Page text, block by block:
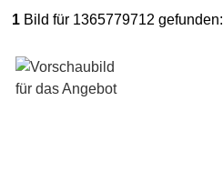
1 Bild für 1365779712 gefunden: